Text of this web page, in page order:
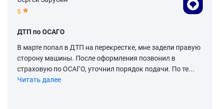
5
ДТП по ОСАГО
В марте попал в ДТП на перекрестке, мне задели правую
сторону машины. После оформления позвонил в
страховую по ОСАГО, уточнил порядок подачи. По те...
Читать далее